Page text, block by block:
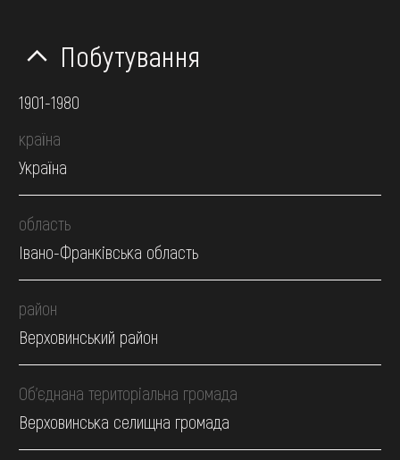
Побутування
1901-1980
країна
Україна
область
Івано-Франківська область
район
Верховинський район
Об’єднана територіальна громада
Верховинська селищна громада